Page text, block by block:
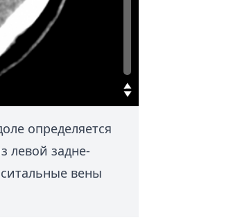
определяется
левой задне-
вены